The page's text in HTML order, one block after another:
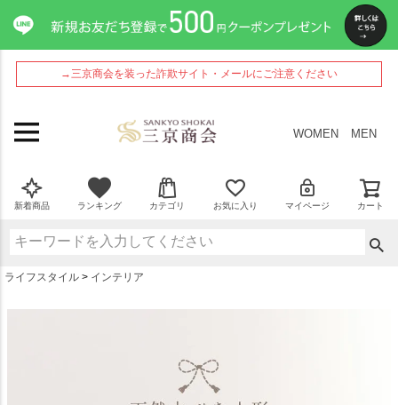
→三京商会を装った詐欺サイト・メールにご注意ください
WOMEN MEN
新着商品 ランキング カテゴリ お気に入り マイページ カート
ライフスタイル インテリア
ペー
ジト
ップ
へ